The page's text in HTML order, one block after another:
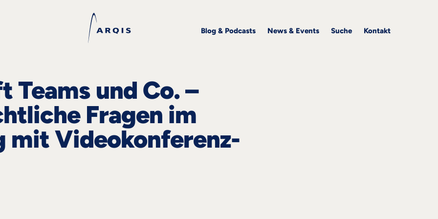
Blog & Podcasts News & Events Suche Kontakt
Teams und Co. –
Fragen im
mit Videokonferenz-